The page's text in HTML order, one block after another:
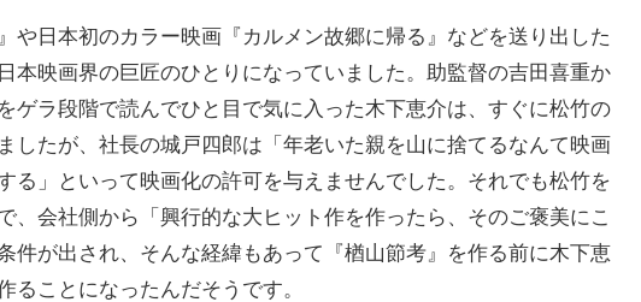
や日本初のカラー映画『カルメン故郷に帰る』などを送り出した
本映画界の巨匠のひとりになっていました。助監督の吉田喜重か
ゲラ段階で読んでひと目で気に入った木下恵介は、すぐに松竹の
したが、社長の城戸四郎は「年老いた親を山に捨てるなんて映画
る」といって映画化の許可を与えませんでした。それでも松竹を
、会社側から「興行的な大ヒット作を作ったら、そのご褒美にこ
件が出され、そんな経緯もあって『楢山節考』を作る前に木下恵
ることになったんだそうです。